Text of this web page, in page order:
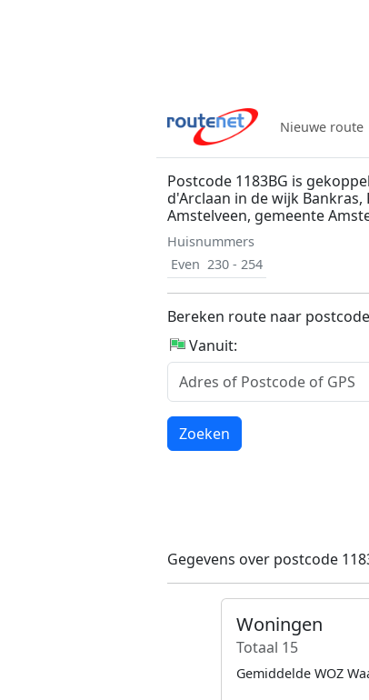
Nieuwe route
Postcode 1183BG is
d'Arclaan in de wijk
Amstelveen, gemeente
Huisnummers
Even 230 - 254
Bereken route naar
Vanuit:
Laden...
Zoeken
Gegevens over postcode
Woningen
Totaal 15
Gemiddelde WOZ